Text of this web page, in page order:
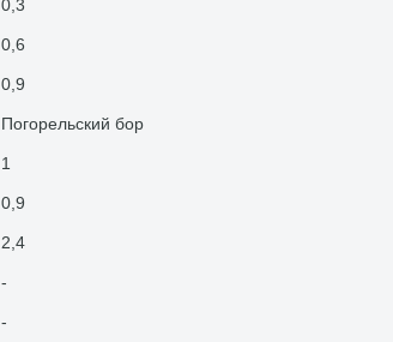
0,3
0,6
0,9
Погорельский бор
1
0,9
2,4
-
-